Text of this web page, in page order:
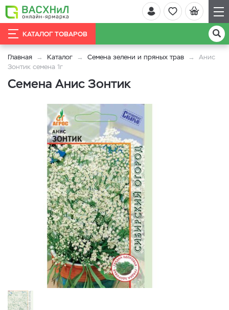
КАТАЛОГ ТОВАРОВ
Главная Каталог Семена зелени и пряных трав
Анис
Зонтик семена 1г
Семена Анис Зонтик